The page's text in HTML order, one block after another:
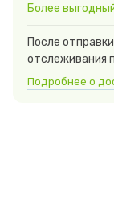
Более
После
отслеживания
Подробнее о